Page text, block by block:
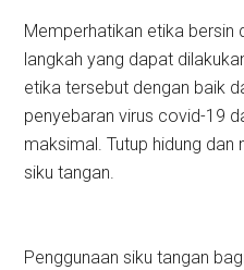
Memperhatikan etika bersin
langkah yang dapat
etika tersebut dengan baik
penyebaran virus covid-19
maksimal. Tutup hidung
siku tangan.
Penggunaan siku tangan